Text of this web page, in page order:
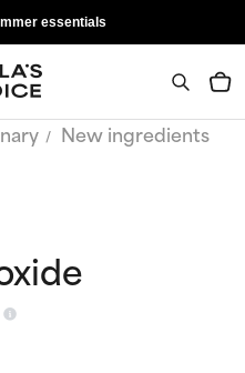
essentials
New ingredients